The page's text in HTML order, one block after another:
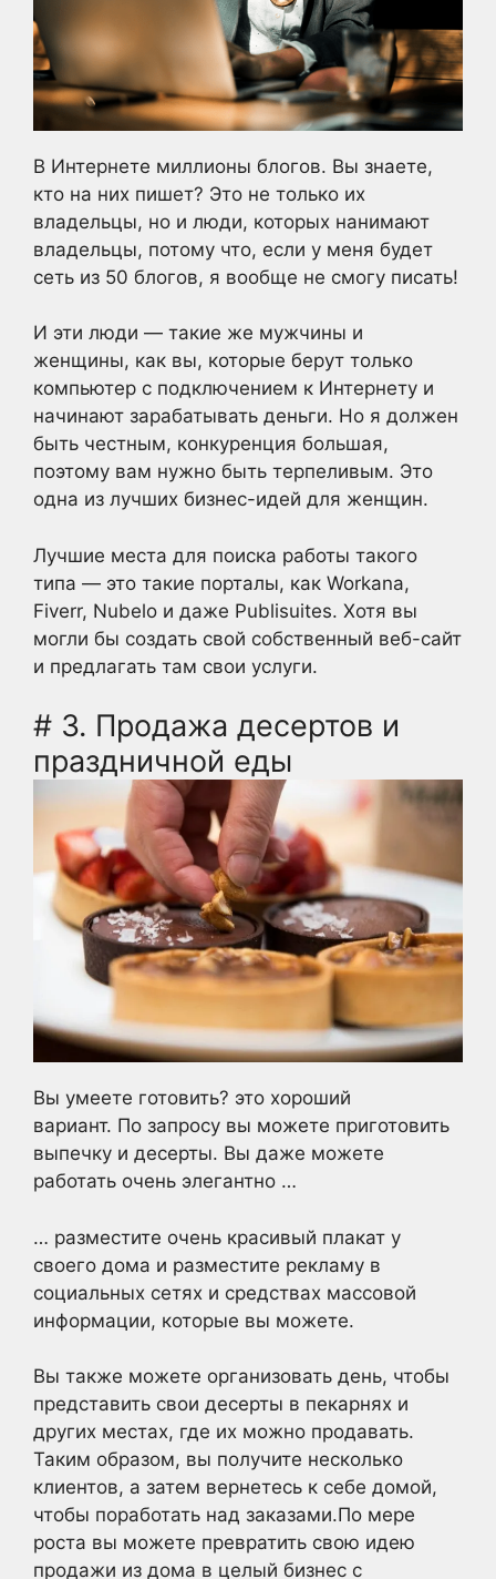
В Интернете миллионы блогов. Вы знаете,
кто на них пишет? Это не только их
владельцы, но и люди, которых нанимают
владельцы, потому что, если у меня будет
сеть из 50 блогов, я вообще не смогу писать!
И эти люди — такие же мужчины и
женщины, как вы, которые берут только
компьютер с подключением к Интернету и
начинают зарабатывать деньги. Но я должен
быть честным, конкуренция большая,
поэтому вам нужно быть терпеливым. Это
одна из лучших бизнес-идей для женщин.
Лучшие места для поиска работы такого
типа — это такие порталы, как Workana,
Fiverr, Nubelo и даже Publisuites. Хотя вы
могли бы создать свой собственный веб-сайт
и предлагать там свои услуги.
# 3. Продажа десертов и
праздничной еды
Вы умеете готовить? это хороший
вариант. По запросу вы можете приготовить
выпечку и десерты. Вы даже можете
работать очень элегантно …
… разместите очень красивый плакат у
своего дома и разместите рекламу в
социальных сетях и средствах массовой
информации, которые вы можете.
Вы также можете организовать день, чтобы
представить свои десерты в пекарнях и
других местах, где их можно продавать.
Таким образом, вы получите несколько
клиентов, а затем вернетесь к себе домой,
чтобы поработать над заказами.По мере
роста вы можете превратить свою идею
продажи из дома в целый бизнес с